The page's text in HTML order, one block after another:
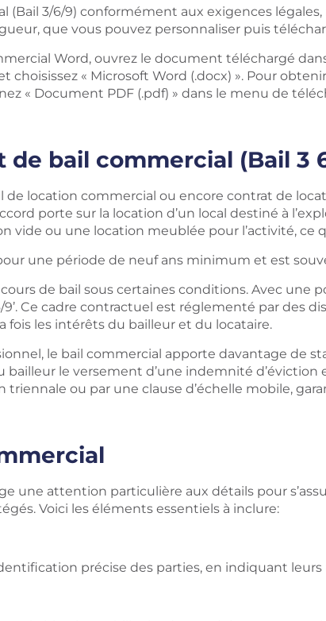
(Bail 3/6/9) conformément aux exigences
que vous pouvez personnaliser puis
Word, ouvrez le document téléchargé
choisissez « Microsoft Word (.docx) ». Pour
« Document PDF (.pdf) » dans le menu de
de bail commercial (Bail 3
location commercial ou encore contrat de
porte sur la location d’un local destiné à
vide ou une location meublée pour l’activité, ce
une période de neuf ans minimum et est
de bail sous certaines conditions. Avec une
9’. Ce cadre contractuel est réglementé par des
fois les intérêts du bailleur et du locataire.
le bail commercial apporte davantage de
le versement d’une indemnité
triennale ou par une clause d’échelle mobile,
une attention particulière aux détails pour
Voici les éléments essentiels à inclure:
précise des parties, en indiquant